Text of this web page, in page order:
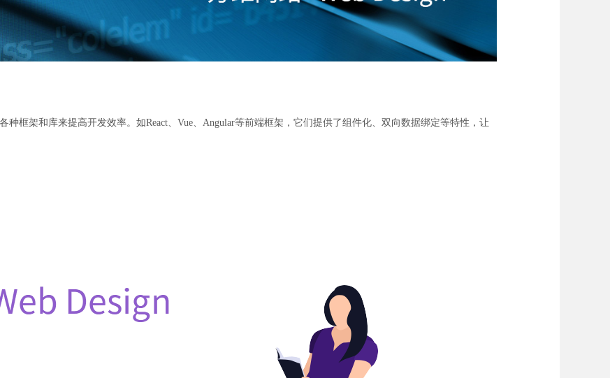
种框架和库来提高开发效率。如React、Vue、Angular等前端框架，它们提供了组件化、双向数据绑定等特性，让